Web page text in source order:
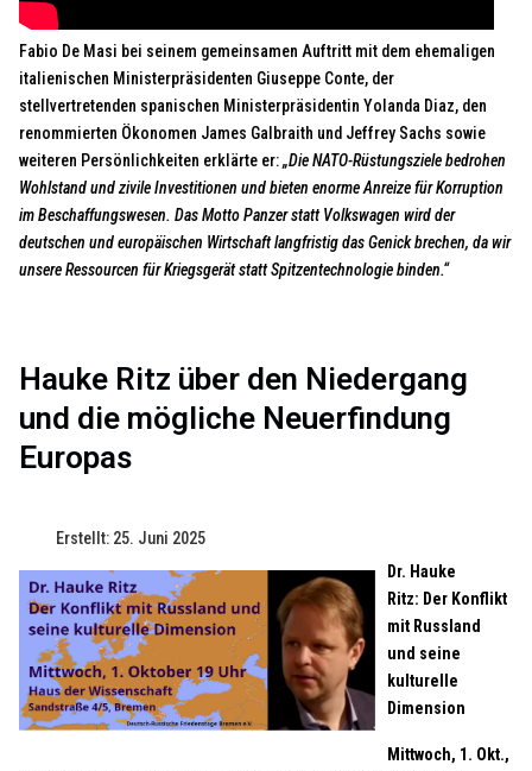
Fabio De Masi bei seinem gemeinsamen Auftritt mit dem ehemaligen
italienischen Ministerpräsidenten Giuseppe Conte, der
stellvertretenden spanischen Ministerpräsidentin Yolanda Diaz, den
renommierten Ökonomen James Galbraith und Jeffrey Sachs sowie
weiteren Persönlichkeiten erklärte er:„Die NATO-Rüstungsziele bedrohen
Wohlstand und zivile Investitionen und bieten enorme Anreize für Korruption
im Beschaffungswesen. Das Motto Panzer statt Volkswagen wird der
deutschen und europäischen Wirtschaft langfristig das Genick brechen, da wir
unsere Ressourcen für Kriegsgerät statt Spitzentechnologie binden.“
Hauke Ritz über den Niedergang
und die mögliche Neuerfindung
Europas
Erstellt: 25. Juni 2025
Dr. Hauke
Ritz: Der Konflikt
mit Russland
und seine
kulturelle
Dimension
Mittwoch, 1. Okt.,